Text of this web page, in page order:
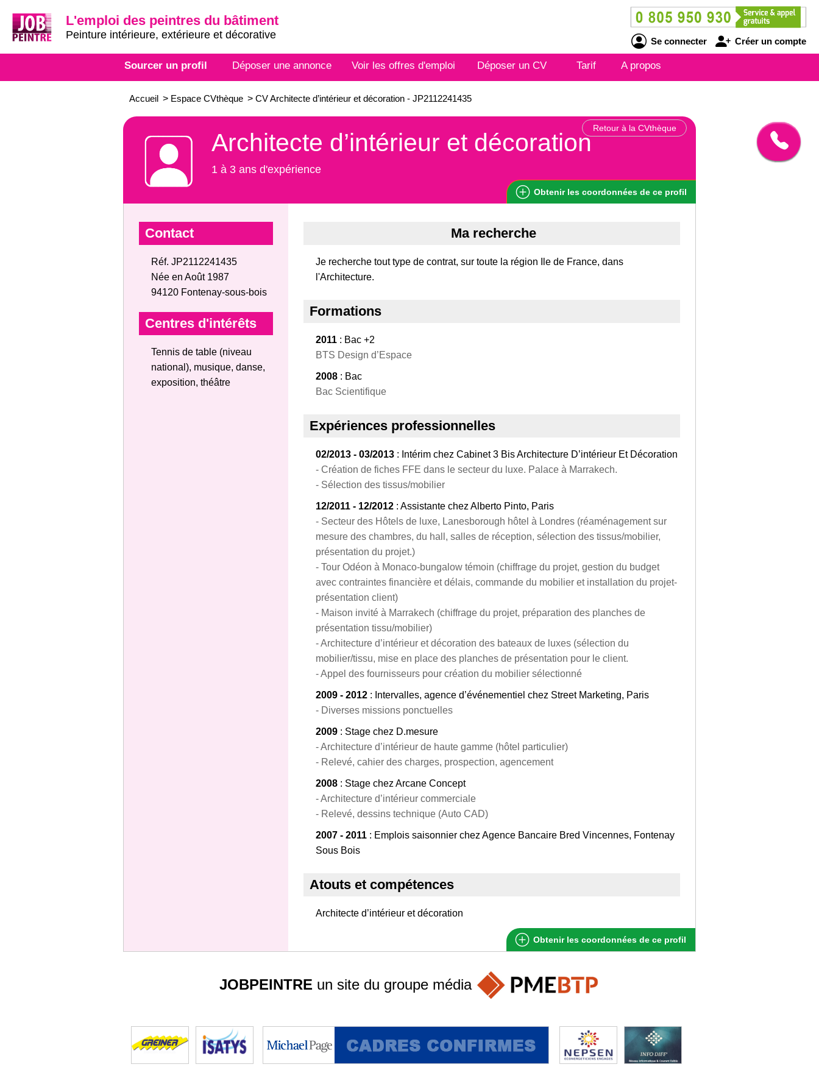
L'emploi des peintres du bâtiment
Peinture intérieure, extérieure et décorative
Se connecter Créer un compte
Sourcer un profil Déposer une annonce Voir les offres d'emploi Déposer un CV Tarif A propos
Accueil > Espace CVthèque > CV Architecte d’intérieur et décoration - JP2112241435
Retour à la CVthèque
Architecte d’intérieur et décoration
1 à 3 ans d'expérience
Obtenir les coordonnées de ce profil
Contact
Réf. JP2112241435
Née en Août 1987
94120 Fontenay-sous-bois
Centres d'intérêts
Tennis de table (niveau
national), musique, danse,
exposition, théâtre
Ma recherche
Je recherche tout type de contrat, sur toute la région Ile de France, dans
l'Architecture.
Formations
2011 : Bac +2
BTS Design d’Espace
2008 : Bac
Bac Scientifique
Expériences professionnelles
02/2013 - 03/2013 : Intérim chez Cabinet 3 Bis Architecture D’intérieur Et Décoration
- Création de fiches FFE dans le secteur du luxe. Palace à Marrakech.
- Sélection des tissus/mobilier
12/2011 - 12/2012 : Assistante chez Alberto Pinto, Paris
- Secteur des Hôtels de luxe, Lanesborough hôtel à Londres (réaménagement sur
mesure des chambres, du hall, salles de réception, sélection des tissus/mobilier,
présentation du projet.)
- Tour Odéon à Monaco-bungalow témoin (chiffrage du projet, gestion du budget
avec contraintes financière et délais, commande du mobilier et installation du projet-
présentation client)
- Maison invité à Marrakech (chiffrage du projet, préparation des planches de
présentation tissu/mobilier)
- Architecture d’intérieur et décoration des bateaux de luxes (sélection du
mobilier/tissu, mise en place des planches de présentation pour le client.
- Appel des fournisseurs pour création du mobilier sélectionné
2009 - 2012 : Intervalles, agence d’événementiel chez Street Marketing, Paris
- Diverses missions ponctuelles
2009 : Stage chez D.mesure
- Architecture d’intérieur de haute gamme (hôtel particulier)
- Relevé, cahier des charges, prospection, agencement
2008 : Stage chez Arcane Concept
- Architecture d’intérieur commerciale
- Relevé, dessins technique (Auto CAD)
2007 - 2011 : Emplois saisonnier chez Agence Bancaire Bred Vincennes, Fontenay
Sous Bois
Atouts et compétences
Architecte d’intérieur et décoration
Obtenir les coordonnées de ce profil
JOBPEINTRE un site du groupe média